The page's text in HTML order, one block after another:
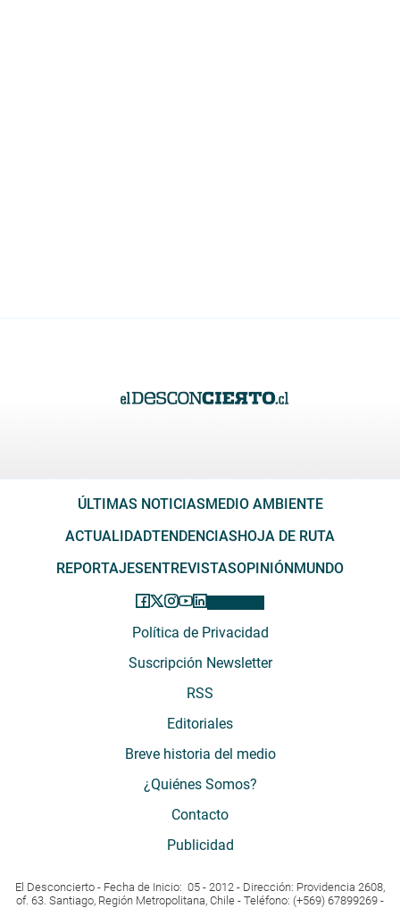
ÚLTIMAS NOTICIASMEDIO AMBIENTE
ACTUALIDADTENDENCIASHOJA DE RUTA
REPORTAJESENTREVISTASOPINIÓNMUNDO
Política de Privacidad
Suscripción Newsletter
RSS
Editoriales
Breve historia del medio
¿Quiénes Somos?
Contacto
Publicidad
El Desconcierto - Fecha de Inicio: 05 - 2012 - Dirección: Providencia 2608,
of. 63. Santiago, Región Metropolitana, Chile - Teléfono: (+569) 67899269 -